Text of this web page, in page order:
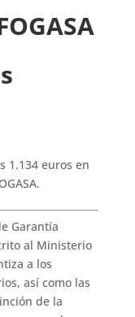
1.134 euros en
Garantía
al Ministerio
a los
así como las
de la